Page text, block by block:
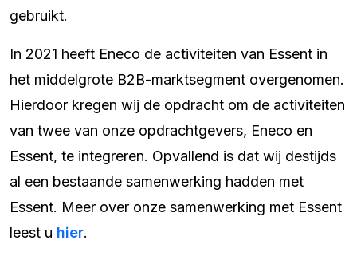
gebruikt.
In 2021 heeft Eneco de activiteiten van Essent in
het middelgrote B2B-marktsegment overgenomen.
Hierdoor kregen wij de opdracht om de activiteiten
van twee van onze opdrachtgevers, Eneco en
Essent, te integreren. Opvallend is dat wij destijds
al een bestaande samenwerking hadden met
Essent. Meer over onze samenwerking met Essent
leest u hier.